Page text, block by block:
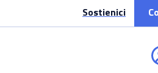
Sostienici